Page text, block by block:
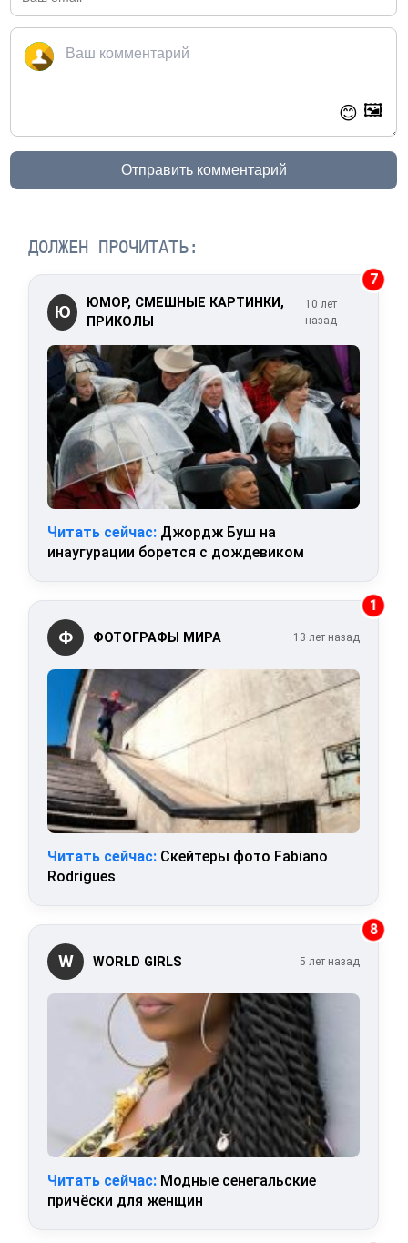
😊 🖼️
Отправить комментарий
ДОЛЖЕН ПРОЧИТАТЬ:
7
Ю
ЮМОР, СМЕШНЫЕ КАРТИНКИ,
ПРИКОЛЫ
10 лет
назад
Читать сейчас: Джордж Буш на
инаугурации борется с дождевиком
1
Ф ФОТОГРАФЫ МИРА 13 лет назад
Читать сейчас: Скейтеры фото Fabiano
Rodrigues
8
W WORLD GIRLS 5 лет назад
Читать сейчас: Модные сенегальские
причёски для женщин